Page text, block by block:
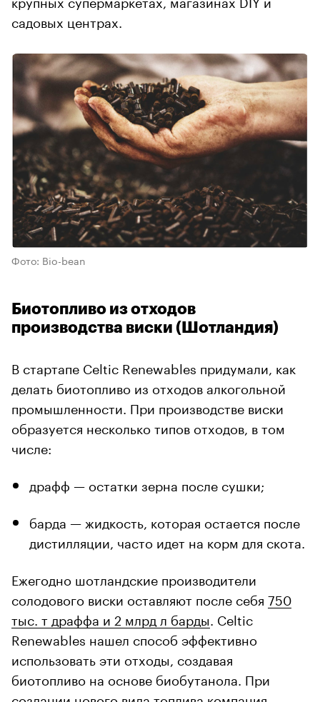
садовых центрах.
Фото: Bio-bean
Биотопливо из отходов
производства виски (Шотландия)
В стартапе Celtic Renewables придумали, как
делать биотопливо из отходов алкогольной
промышленности. При производстве виски
образуется несколько типов отходов, в том
числе:
драфф — остатки зерна после сушки;
барда — жидкость, которая остается после
дистилляции, часто идет на корм для скота.
Ежегодно шотландские производители
солодового виски оставляют после себя 750
тыс. т драффа и 2 млрд л барды . Celtic
Renewables нашел способ эффективно
использовать эти отходы, создавая
биотопливо на основе биобутанола. При